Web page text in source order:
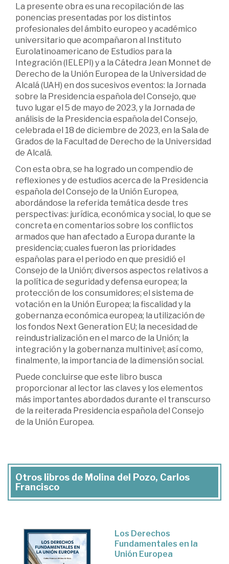
La presente obra es una recopilación de las
ponencias presentadas por los distintos
profesionales del ámbito europeo y académico
universitario que acompañaron al Instituto
Eurolatinoamericano de Estudios para la
Integración (IELEPI) y a la Cátedra Jean Monnet de
Derecho de la Unión Europea de la Universidad de
Alcalá (UAH) en dos sucesivos eventos: la Jornada
sobre la Presidencia española del Consejo, que
tuvo lugar el 5 de mayo de 2023, y la Jornada de
análisis de la Presidencia española del Consejo,
celebrada el 18 de diciembre de 2023, en la Sala de
Grados de la Facultad de Derecho de la Universidad
de Alcalá.
Con esta obra, se ha logrado un compendio de
reflexiones y de estudios acerca de la Presidencia
española del Consejo de la Unión Europea,
abordándose la referida temática desde tres
perspectivas: jurídica, económica y social, lo que se
concreta en comentarios sobre los conflictos
armados que han afectado a Europa durante la
presidencia; cuales fueron las prioridades
españolas para el periodo en que presidió el
Consejo de la Unión; diversos aspectos relativos a
la política de seguridad y defensa europea; la
protección de los consumidores; el sistema de
votación en la Unión Europea; la fiscalidad y la
gobernanza económica europea; la utilización de
los fondos Next Generation EU; la necesidad de
reindustrialización en el marco de la Unión; la
integración y la gobernanza multinivel; así como,
finalmente, la importancia de la dimensión social.
Puede concluirse que este libro busca
proporcionar al lector las claves y los elementos
más importantes abordados durante el transcurso
de la reiterada Presidencia española del Consejo
de la Unión Europea.
Otros libros de Molina del Pozo, Carlos
Francisco
Los Derechos
Fundamentales en la
Unión Europea